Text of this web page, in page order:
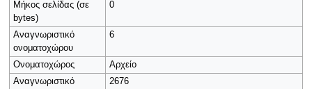
Μήκος σελίδας (σε
bytes)
0
Αναγνωριστικό
ονοματοχώρου
6
Ονοματοχώρος
Αρχείο
Αναγνωριστικό
2676